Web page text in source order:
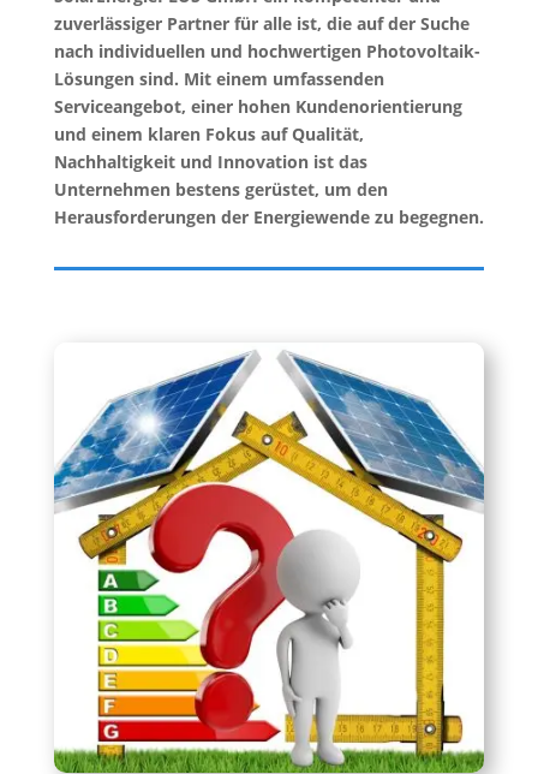
zuverlässiger Partner für alle ist, die auf der Suche
nach individuellen und hochwertigen Photovoltaik-
Lösungen sind. Mit einem umfassenden
Serviceangebot, einer hohen Kundenorientierung
und einem klaren Fokus auf Qualität,
Nachhaltigkeit und Innovation ist das
Unternehmen bestens gerüstet, um den
Herausforderungen der Energiewende zu begegnen.